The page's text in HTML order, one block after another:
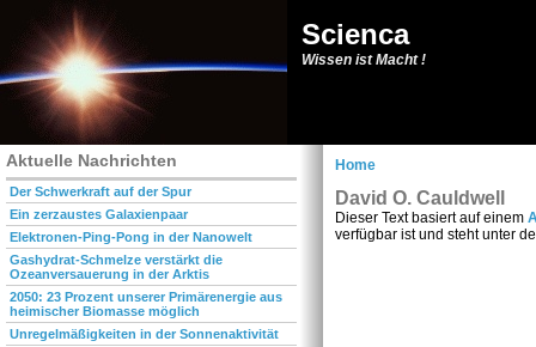
Scienca
Wissen ist Macht !
Aktuelle Nachrichten
Der Schwerkraft auf der Spur
Ein zerzaustes Galaxienpaar
Elektronen-Ping-Pong in der Nanowelt
Gashydrat-Schmelze verstärkt die
Ozeanversauerung in der Arktis
2050: 23 Prozent unserer Primärenergie aus
heimischer Biomasse möglich
Unregelmäßigkeiten in der Sonnenaktivität
Home
David O. Cauldwell
Dieser Text basiert auf einem
verfügbar ist und steht unter